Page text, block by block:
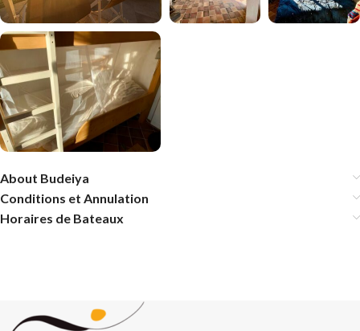
About Budeiya
Conditions et Annulation
Horaires de Bateaux